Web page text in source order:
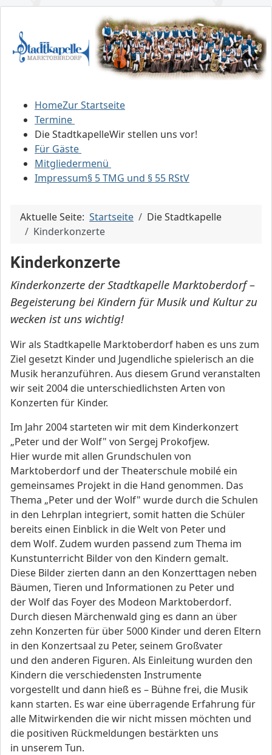
HomeZur Startseite
Termine
Die StadtkapelleWir stellen uns vor!
Für Gäste
Mitgliedermenü
Impressum§ 5 TMG und § 55 RStV
Aktuelle Seite: Startseite
Die Stadtkapelle
Kinderkonzerte
Kinderkonzerte
Kinderkonzerte der Stadtkapelle Marktoberdorf –
Begeisterung bei Kindern für Musik und Kultur zu
wecken ist uns wichtig!
Wir als Stadtkapelle Marktoberdorf haben es uns zum
Ziel gesetzt Kinder und Jugendliche spielerisch an die
Musik heranzuführen. Aus diesem Grund veranstalten
wir seit 2004 die unterschiedlichsten Arten von
Konzerten für Kinder.
Im Jahr 2004 starteten wir mit dem Kinderkonzert
„Peter und der Wolf" von Sergej Prokofjew.
Hier wurde mit allen Grundschulen von
Marktoberdorf und der Theaterschule mobilé ein
gemeinsames Projekt in die Hand genommen. Das
Thema „Peter und der Wolf" wurde durch die Schulen
in den Lehrplan integriert, somit hatten die Schüler
bereits einen Einblick in die Welt von Peter und
dem Wolf. Zudem wurden passend zum Thema im
Kunstunterricht Bilder von den Kindern gemalt.
Diese Bilder zierten dann an den Konzerttagen neben
Bäumen, Tieren und Informationen zu Peter und
der Wolf das Foyer des Modeon Marktoberdorf.
Durch diesen Märchenwald ging es dann an über
zehn Konzerten für über 5000 Kinder und deren Eltern
in den Konzertsaal zu Peter, seinem Großvater
und den anderen Figuren. Als Einleitung wurden den
Kindern die verschiedensten Instrumente
vorgestellt und dann hieß es – Bühne frei, die Musik
kann starten. Es war eine überragende Erfahrung für
alle Mitwirkenden die wir nicht missen möchten und
die positiven Rückmeldungen bestärkten uns
in unserem Tun.